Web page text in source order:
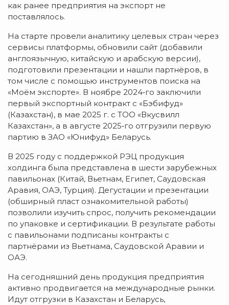
как ранее предприятия на экспорт не
поставлялось.
На старте провели аналитику целевых стран через
сервисы платформы, обновили сайт (добавили
англоязычную, китайскую и арабскую версии),
подготовили презентации и нашли партнёров, в
том числе с помощью инструментов поиска на
«Моём экспорте». В ноябре 2024‑го заключили
первый экспортный контракт с «Бэбифуд»
(Казахстан), в мае 2025 г. с ТОО «Вкусвилл
Казахстан», а в августе 2025‑го отгрузили первую
партию в ЗАО «Юнифуд» Беларусь.
В 2025 году с поддержкой РЭЦ продукция
холдинга была представлена в шести зарубежных
павильонах (Китай, Вьетнам, Египет, Саудовская
Аравия, ОАЭ, Турция). Дегустации и презентации
(обширный пласт ознакомительной работы)
позволили изучить спрос, получить рекомендации
по упаковке и сертификации. В результате работы
с павильонами подписаны контракты с
партнёрами из Вьетнама, Саудовской Аравии и
ОАЭ.
На сегодняшний день продукция предприятия
активно продвигается на международные рынки.
Идут отгрузки в Казахстан и Беларусь,